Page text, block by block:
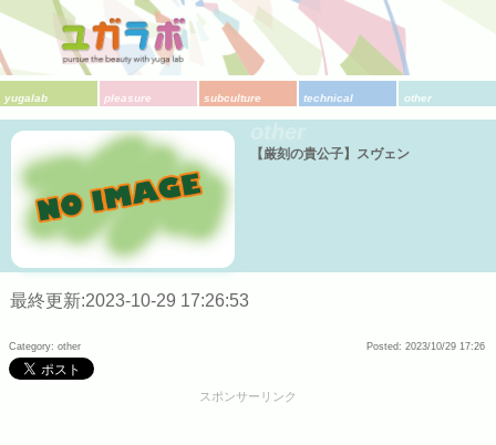
yugalab pleasure subculture technical other
【厳刻の貴公子】スヴェン
最終更新:2023-10-29 17:26:53
Category: other Posted: 2023/10/29 17:26
スポンサーリンク